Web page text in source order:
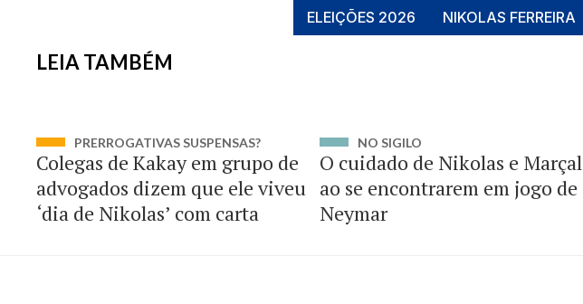
ELEIÇÕES 2026 NIKOLAS FERREIRA
LEIA TAMBÉM
PRERROGATIVAS SUSPENSAS?
Colegas de Kakay em grupo de
advogados dizem que ele viveu
‘dia de Nikolas’ com carta
NO SIGILO
O cuidado de Nikolas e Marçal
ao se encontrarem em jogo de
Neymar